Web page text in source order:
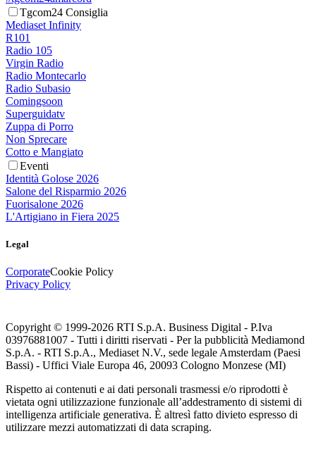
Tgcom24 Consiglia
Mediaset Infinity
R101
Radio 105
Virgin Radio
Radio Montecarlo
Radio Subasio
Comingsoon
Superguidatv
Zuppa di Porro
Non Sprecare
Cotto e Mangiato
Eventi
Identità Golose 2026
Salone del Risparmio 2026
Fuorisalone 2026
L'Artigiano in Fiera 2025
Legal
CorporateCookie Policy
Privacy Policy
Copyright © 1999-2026 RTI S.p.A. Business Digital - P.Iva
03976881007 - Tutti i diritti riservati - Per la pubblicità Mediamond
S.p.A. - RTI S.p.A., Mediaset N.V., sede legale Amsterdam (Paesi
Bassi) - Uffici Viale Europa 46, 20093 Cologno Monzese (MI)
Rispetto ai contenuti e ai dati personali trasmessi e/o riprodotti è
vietata ogni utilizzazione funzionale all’addestramento di sistemi di
intelligenza artificiale generativa. È altresì fatto divieto espresso di
utilizzare mezzi automatizzati di data scraping.